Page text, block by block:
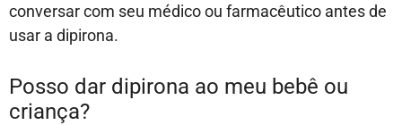
conversar com seu médico ou farmacêutico antes de
usar a dipirona.
Posso dar dipirona ao meu bebê ou
criança?